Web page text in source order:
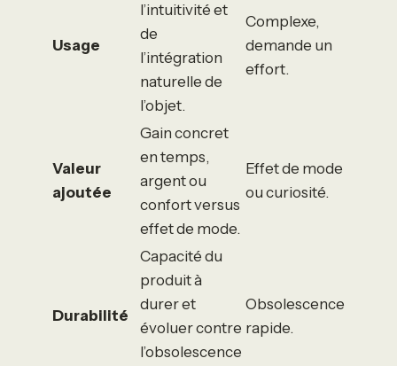
Usage
l’intuitivité et
de
l’intégration
naturelle de
l’objet.
Complexe,
demande un
effort.
Valeur
ajoutée
Gain concret
en temps,
argent ou
confort versus
effet de mode.
Effet de mode
ou curiosité.
Durabilité
Capacité du
produit à
durer et
évoluer contre
l’obsolescence
Obsolescence
rapide.